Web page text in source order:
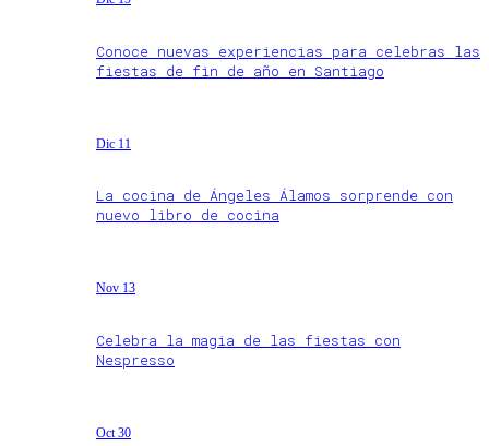
Conoce nuevas experiencias para celebras las
fiestas de fin de año en Santiago
Dic 11
La cocina de Ángeles Álamos sorprende con
nuevo libro de cocina
Nov 13
Celebra la magia de las fiestas con
Nespresso
Oct 30